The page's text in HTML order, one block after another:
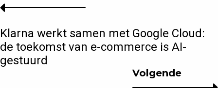
Volgende
Klarna werkt samen met Google Cloud:
de toekomst van e-commerce is AI-
gestuurd